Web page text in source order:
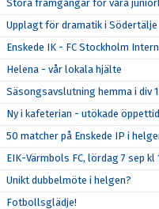
Stora framgångar för våra
Upplagt för dramatik i Södertälje
Enskede IK - FC Stockholm
Helena - vår lokala hjälte
Säsongsavslutning hemma i div
Ny i kafeterian - utökade
50 matcher på Enskede IP i
EIK-Värmbols FC, lördag 7 sep kl
Unikt dubbelmöte i helgen?
Fotbollsglädje!